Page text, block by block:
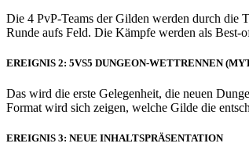
Die 4 PvP-Teams der Gilden werden durch die
Runde aufs Feld. Die Kämpfe werden als Best-
EREIGNIS 2: 5VS5 DUNGEON-WETTRENNEN
Das wird die erste Gelegenheit, die neuen
Format wird sich zeigen, welche Gilde die
EREIGNIS 3: NEUE INHALTSPRÄSENTATION